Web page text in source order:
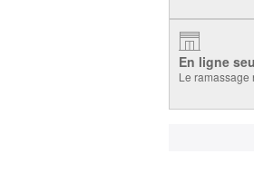
En ligne
Le ramassage